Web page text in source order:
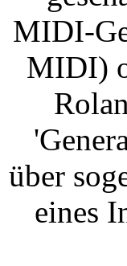
MIDI-
MIDI)
über
eines